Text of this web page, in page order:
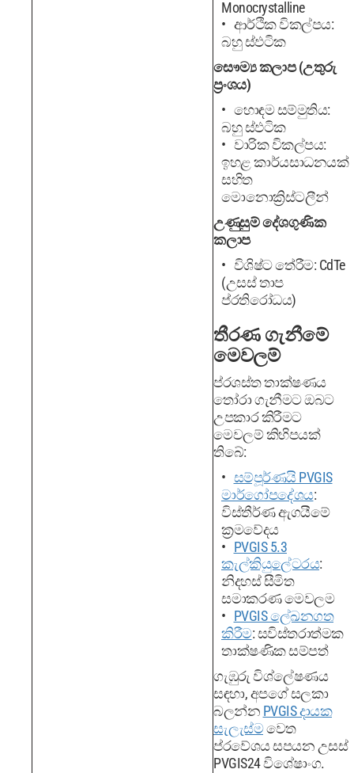
Monocrystalline
ආර්ථික විකල්පය:
බහු ස්ඵටික
සෞම්‍ය කලාප (උතුරු
ප්‍රංශය)
හොඳම සම්මුතිය:
බහු ස්ඵටික
වාරික විකල්පය:
ඉහළ කාර්යසාධනයක්
සහිත
මොනොක්‍රිස්ටලීන්
උණුසුම් දේශගුණික
කලාප
විශිෂ්ට තේරීම: CdTe
(උසස් තාප
ප්රතිරෝධය)
තීරණ ගැනීමේ
මෙවලම්
ප්රශස්ත තාක්ෂණය
තෝරා ගැනීමට ඔබට
උපකාර කිරීමට
මෙවලම් කිහිපයක්
තිබේ:
සම්පූර්ණයි PVGIS
මාර්ගෝපදේශය:
විස්තීර්ණ ඇගයීමේ
ක්‍රමවේදය
PVGIS 5.3
කැල්කියුලේටරය:
නිදහස් සීමිත
සමාකරණ මෙවලම
PVGIS ලේඛනගත
කිරීම: සවිස්තරාත්මක
තාක්ෂණික සම්පත්
ගැඹුරු විශ්ලේෂණය
සඳහා, අපගේ සලකා
බලන්න PVGIS දායක
සැලැස්මවෙත
ප්රවේශය සපයන උසස්
PVGIS24 විශේෂාංග.